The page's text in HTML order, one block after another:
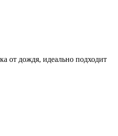
от дождя, идеально подходит